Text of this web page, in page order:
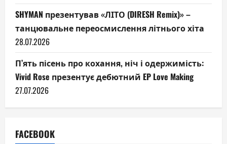
SHYMAN презентував «ЛІТО (DIRESH Remix)» –
танцювальне переосмислення літнього хіта
28.07.2026
П’ять пісень про кохання, ніч і одержимість:
Vivid Rose презентує дебютний EP Love Making
27.07.2026
FACEBOOK